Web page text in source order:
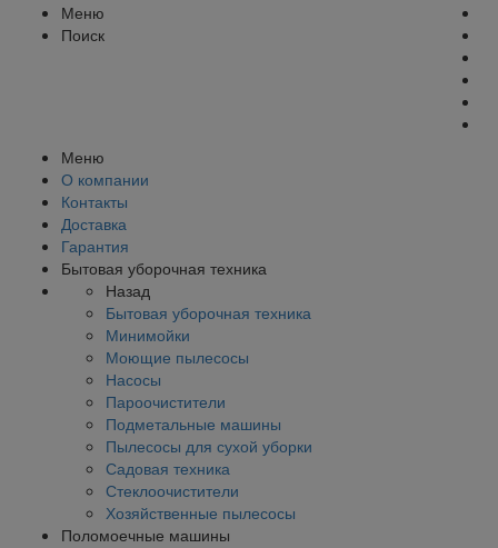
Меню
Поиск
Меню
О компании
Контакты
Доставка
Гарантия
Бытовая уборочная техника
Назад
Бытовая уборочная техника
Минимойки
Моющие пылесосы
Насосы
Пароочистители
Подметальные машины
Пылесосы для сухой уборки
Садовая техника
Стеклоочистители
Хозяйственные пылесосы
Поломоечные машины